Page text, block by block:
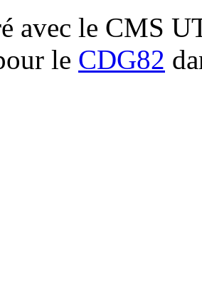
avec le CMS
le CDG82